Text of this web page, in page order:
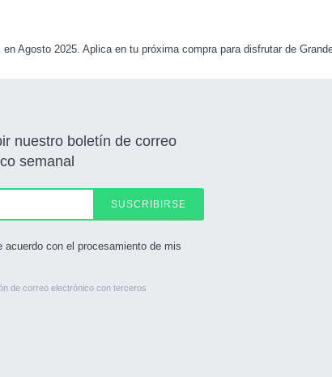
Agosto 2025. Aplica en tu próxima compra para disfrutar de
nuestro boletín de correo
semanal
SUSCRIBIRSE
con el procesamiento de mis
de correo electrónico con terceros